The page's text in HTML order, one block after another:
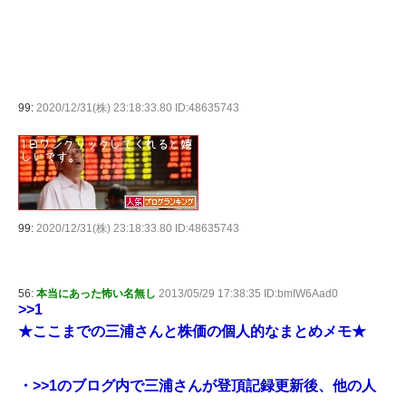
99: 2020/12/31(株) 23:18:33.80 ID:48635743
99: 2020/12/31(株) 23:18:33.80 ID:48635743
56: 本当にあった怖い名無し 2013/05/29 17:38:35 ID:bmIW6Aad0
>>1
★ここまでの三浦さんと株価の個人的なまとめメモ★
・ >>1のブログ内で三浦さんが登頂記録更新後、他の人